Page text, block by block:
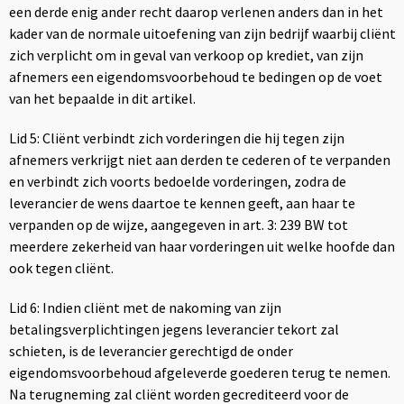
een derde enig ander recht daarop verlenen anders dan in het
kader van de normale uitoefening van zijn bedrijf waarbij cliënt
zich verplicht om in geval van verkoop op krediet, van zijn
afnemers een eigendomsvoorbehoud te bedingen op de voet
van het bepaalde in dit artikel.
Lid 5: Cliënt verbindt zich vorderingen die hij tegen zijn
afnemers verkrijgt niet aan derden te cederen of te verpanden
en verbindt zich voorts bedoelde vorderingen, zodra de
leverancier de wens daartoe te kennen geeft, aan haar te
verpanden op de wijze, aangegeven in art. 3: 239 BW tot
meerdere zekerheid van haar vorderingen uit welke hoofde dan
ook tegen cliënt.
Lid 6: Indien cliënt met de nakoming van zijn
betalingsverplichtingen jegens leverancier tekort zal
schieten, is de leverancier gerechtigd de onder
eigendomsvoorbehoud afgeleverde goederen terug te nemen.
Na terugneming zal cliënt worden gecrediteerd voor de